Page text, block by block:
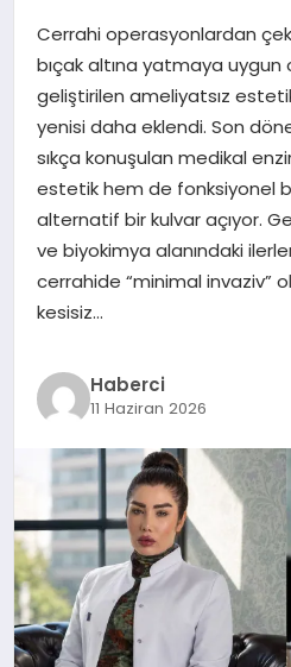
SPOR
TEKNOLOJI
YAŞAM
GÜNDEM
Cerrahi operasyonlardan
bıçak altına yatmaya
geliştirilen ameliyatsız
yenisi daha eklendi. Son
sıkça konuşulan medikal
estetik hem de fonksiyonel
alternatif bir kulvar açıyor.
ve biyokimya alanındaki
cerrahide “minimal invaziv”
kesisiz…
Haberci
11 Haziran 2026